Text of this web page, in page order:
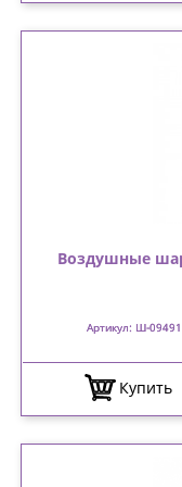
Воздушные
Артикул: Ш-09491
Купить